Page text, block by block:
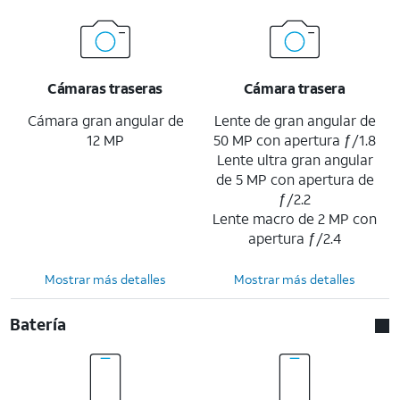
Cámaras traseras
Cámara gran angular de
12 MP
Cámara trasera
Lente de gran angular de
50 MP con apertura ƒ/1.8
Lente ultra gran angular
de 5 MP con apertura de
ƒ/2.2
Lente macro de 2 MP con
apertura ƒ/2.4
Mostrar más detalles Mostrar más detalles
Batería